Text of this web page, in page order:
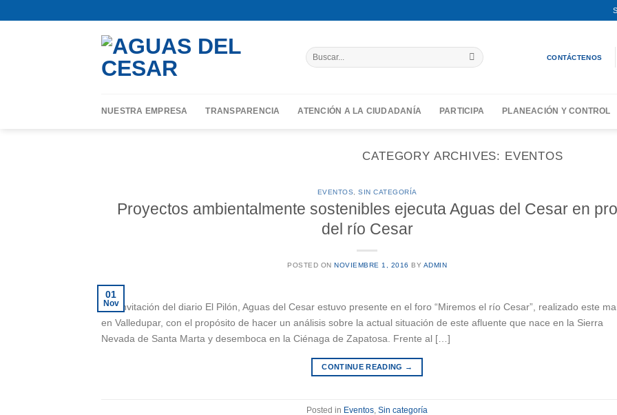
to
Buscar
por:
CONTÁCTENOS
NUESTRA EMPRESA TRANSPARENCIA ATENCIÓN A LA CIUDADANÍA PARTICIPA PLANEACIÓN Y CONTROL
CATEGORY ARCHIVES: EVENTOS
EVENTOS,SIN CATEGORÍA
Proyectos ambientalmente sostenibles ejecuta Aguas del Cesar en pro
del río Cesar
POSTED ONNOVIEMBRE 1, 2016 BY ADMIN
01
Nov
Por invitación del diario El Pilón, Aguas del Cesar estuvo presente en el foro “Miremos el río Cesar”, realizado este
en Valledupar, con el propósito de hacer un análisis sobre la actual situación de este afluente que nace en la Sierra
Nevada de Santa Marta y desemboca en la Ciénaga de Zapatosa. Frente al […]
CONTINUE READING →
Posted in Eventos ,Sin categoría